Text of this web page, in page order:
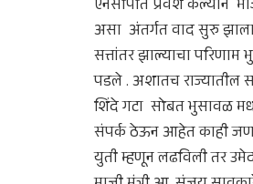
एनसीपीत प्रवेश केल्याने
असा अंतर्गत वाद सुरु झाला
सत्तांतर झाल्याचा
पडले . अशातच राज्यातील
शिंदे गटा सोबत भुसावळ
संपर्क ठेऊन आहेत काही
युती म्हणून लढविली तर